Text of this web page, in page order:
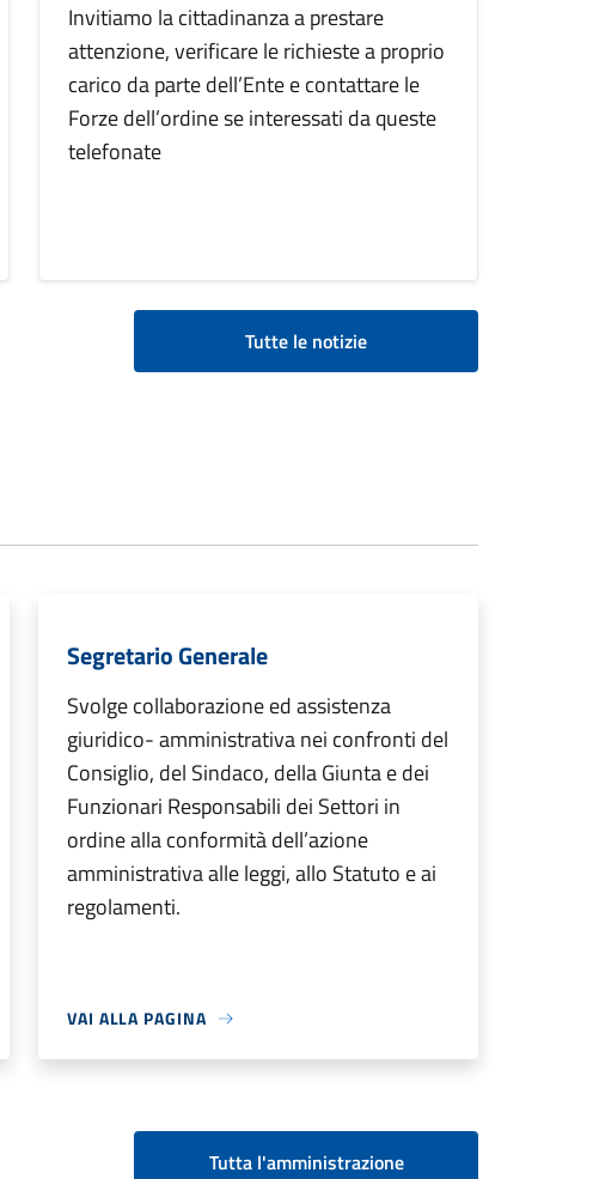
Invitiamo la cittadinanza a prestare
attenzione, verificare le richieste a proprio
carico da parte dell’Ente e contattare le
Forze dell’ordine se interessati da queste
telefonate
Tutte le notizie
Segretario Generale
Svolge collaborazione ed assistenza
giuridico- amministrativa nei confronti del
Consiglio, del Sindaco, della Giunta e dei
Funzionari Responsabili dei Settori in
ordine alla conformità dell’azione
amministrativa alle leggi, allo Statuto e ai
regolamenti.
VAI ALLA PAGINA
Tutta l'amministrazione